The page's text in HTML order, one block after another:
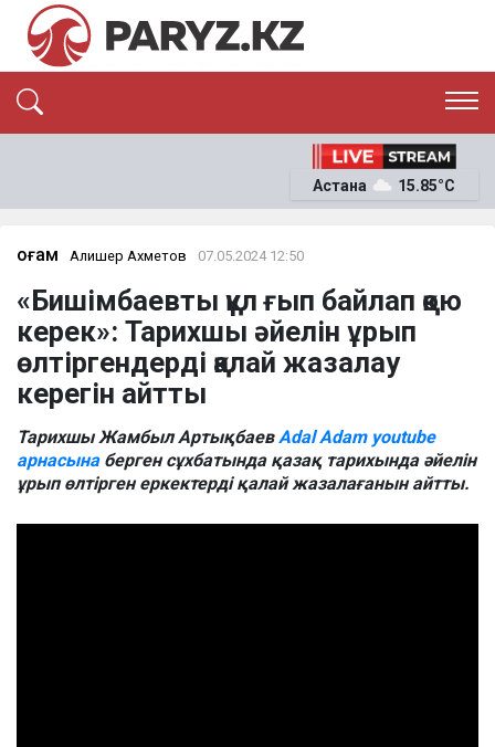
ЭКОНОМИКА
ОҚИҒА
News
Астана 15.85°C
Қоғам Алишер Ахметов 07.05.2024 12:50
«Бишімбаевты құл ғып байлап қою
керек»: Тарихшы әйелін ұрып
өлтіргендерді қалай жазалау
керегін айтты
Тарихшы Жамбыл АртықбаевAdal Adam youtube
арнасынаберген сұхбатында қазақ тарихында әйелін
ұрып өлтірген еркектерді қалай жазалағанын айтты.